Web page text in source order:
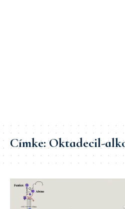
Címke:Oktadecil-